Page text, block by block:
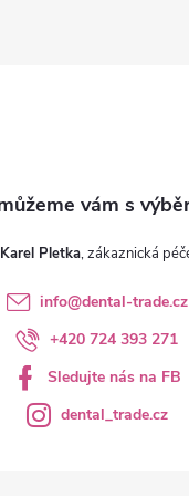
Karel Pletka
info@dental-trade.cz
+420 724 393 271
Sledujte nás na FB
dental_trade.cz